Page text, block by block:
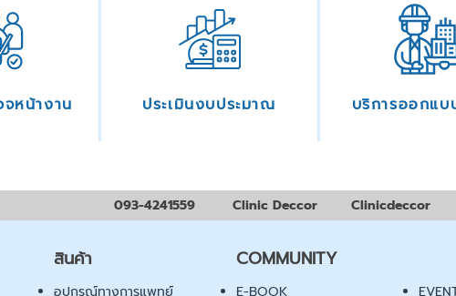
หน้างาน ประเมินงบประมาณ บริการออกแบ
093-4241559 Clinic Deccor Clinicdeccor
สินค้า
อุปกรณ์ทางการแพทย์
COMMUNITY
E-BOOK